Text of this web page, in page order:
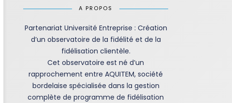
A PROPOS
Partenariat Université Entreprise : Création
d’un observatoire de la fidélité et de la
fidélisation clientèle.
Cet observatoire est né d’un
rapprochement entre AQUITEM, société
bordelaise spécialisée dans la gestion
complète de programme de fidélisation